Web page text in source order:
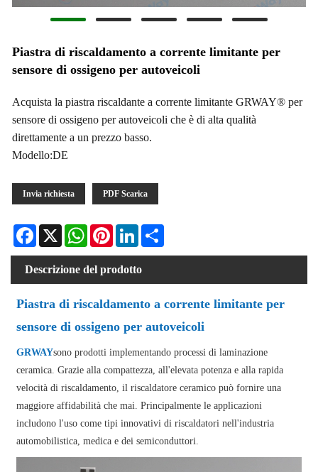
Piastra di riscaldamento a corrente limitante per
sensore di ossigeno per autoveicoli
Acquista la piastra riscaldante a corrente limitante GRWAY® per
sensore di ossigeno per autoveicoli che è di alta qualità
direttamente a un prezzo basso.
Modello:DE
Invia richiesta PDF Scarica
Facebook
X WhatsAppPinterestLinkedIn
Descrizione del prodotto
Piastra di riscaldamento a corrente limitante per
sensore di ossigeno per autoveicoli
GRWAYsono prodotti implementando processi di laminazione
ceramica. Grazie alla compattezza, all'elevata potenza e alla rapida
velocità di riscaldamento, il riscaldatore ceramico può fornire una
maggiore affidabilità che mai. Principalmente le applicazioni
includono l'uso come tipi innovativi di riscaldatori nell'industria
automobilistica, medica e dei semiconduttori.